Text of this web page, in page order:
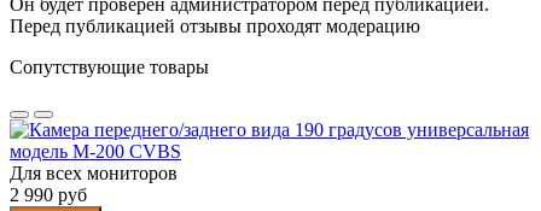
Перед публикацией отзывы проходят модерацию
Сопутствующие товары
Для всех мониторов
2 990 руб